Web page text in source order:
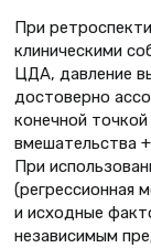
При
клиническими
ЦДА, давление
достоверно
конечной
вмешательства
При
(регрессионная
и исходные
независимым